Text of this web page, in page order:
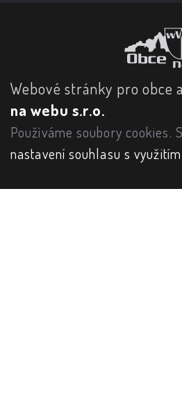
Webové stránky pro obce
na webu s.r.o.
Používáme soubory cookies.
nastavení souhlasu s